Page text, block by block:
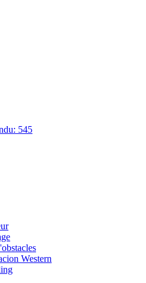
545
Western